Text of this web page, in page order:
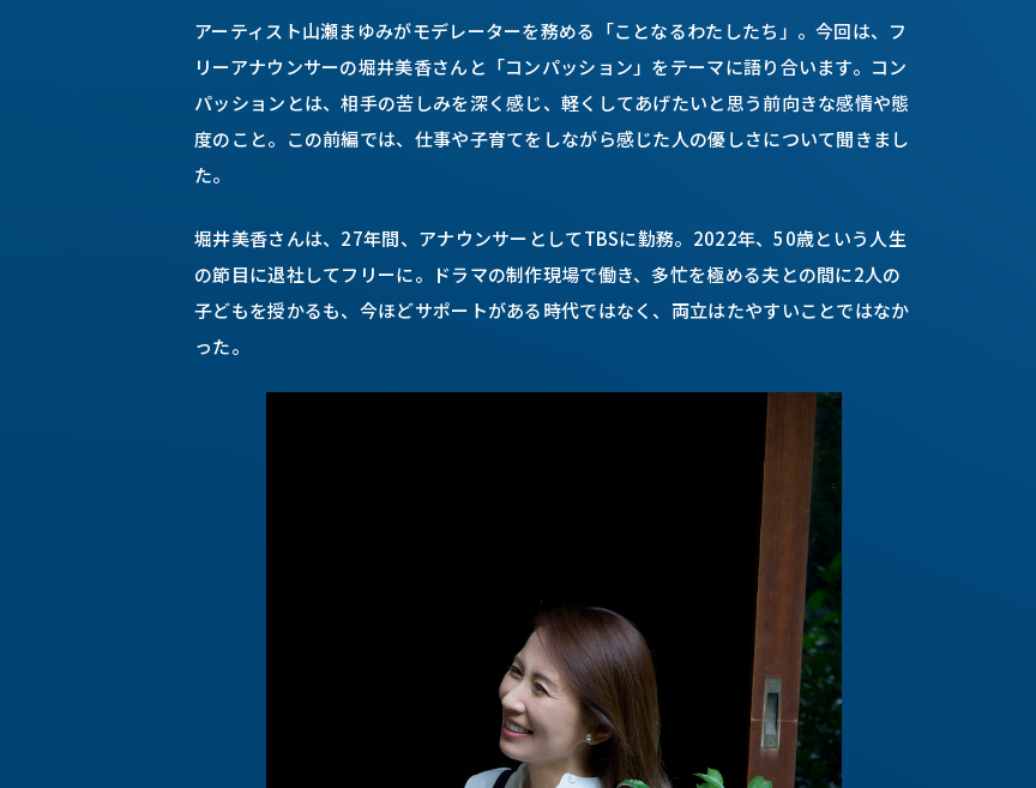
アーティスト山瀬まゆみがモデレーターを務める「ことなるわたしたち」。今回は、フ
リーアナウンサーの堀井美香さんと「コンパッション」をテーマに語り合います。コン
パッションとは、相手の苦しみを深く感じ、軽くしてあげたいと思う前向きな感情や態
度のこと。この前編では、仕事や子育てをしながら感じた人の優しさについて聞きまし
た。
堀井美香さんは、27年間、アナウンサーとしてTBSに勤務。2022年、50歳という人生
の節目に退社してフリーに。ドラマの制作現場で働き、多忙を極める夫との間に2人の
子どもを授かるも、今ほどサポートがある時代ではなく、両立はたやすいことではなか
った。